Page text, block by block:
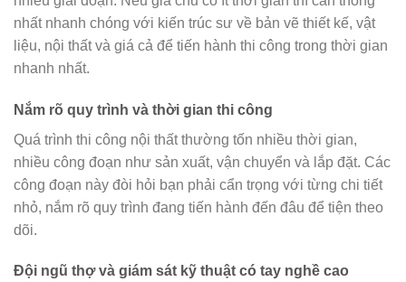
nhất nhanh chóng với kiến trúc sư về bản vẽ thiết kế, vật
liệu, nội thất và giá cả để tiến hành thi công trong thời gian
nhanh nhất.
Nắm rõ quy trình và thời gian thi công
Quá trình thi công nội thất thường tốn nhiều thời gian,
nhiều công đoạn như sản xuất, vận chuyển và lắp đặt. Các
công đoạn này đòi hỏi bạn phải cẩn trọng với từng chi tiết
nhỏ, nắm rõ quy trình đang tiến hành đến đâu để tiện theo
dõi.
Đội ngũ thợ và giám sát kỹ thuật có tay nghề cao